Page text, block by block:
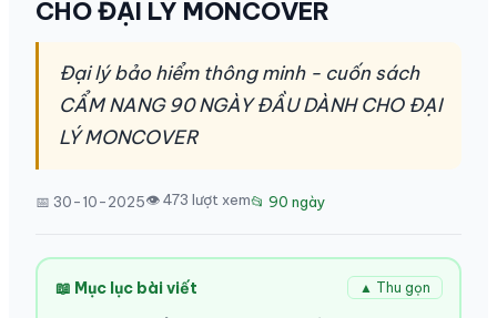
CHO ĐẠI LÝ MONCOVER
Đại lý bảo hiểm thông minh - cuốn sách
CẨM NANG 90 NGÀY ĐẦU DÀNH CHO ĐẠI
LÝ MONCOVER
📅 30-10-2025👁 473 lượt xem📂 90 ngày
📖 Mục lục bài viết ▲ Thu gọn